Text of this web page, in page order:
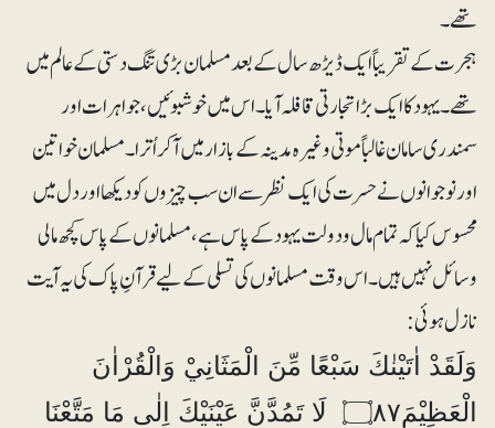
تھے۔
ہجرت کے تقریباً ایک ڈیڑھ سال کے بعد مسلمان بڑی تنگ دستی کے عالم میں
تھے۔ یہود کا ایک بڑا تجارتی قافلہ آیا۔ اس میں خوشبوئیں، جواہرات اور
سمندری سامان غالباً موتی وغیرہ مدینہ کے بازار میں آکر اُترا۔ مسلمان خواتین
اور نوجوانوں نے حسرت کی ایک نظر سے ان سب چیزوں کو دیکھا اور دل میں
محسوس کیا کہ تمام مال ود ولت یہود کے پاس ہے، مسلمانوں کے پاس کچھ مالی
وسائل نہیں ہیں۔ اس وقت مسلمانوں کی تسلی کے لیے قرآنِ پاک کی یہ آیت
نازل ہوئی:
وَلَقَدْ اٰتَيْنٰكَ سَبْعًا مِّنَ الْمَثَانِيْ وَالْقُرْاٰنَ
الْعَظِيْمَ۝۸۷ لَا تَمُدَّنَّ عَيْنَيْكَ اِلٰى مَا مَتَّعْنَا